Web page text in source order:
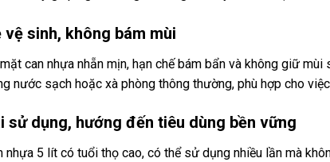
vệ sinh, không bám mùi
can nhựa nhẵn mịn, hạn chế bám bẩn và không giữ
nước sạch hoặc xà phòng thông thường, phù hợp cho
sử dụng, hướng đến tiêu dùng bền vững
nhựa 5 lít có tuổi thọ cao, có thể sử dụng nhiều lần mà